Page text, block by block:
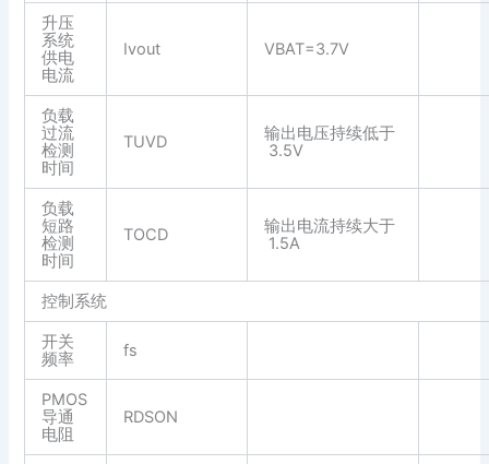
升压
系统
供电
电流
Ivout VBAT=3.7V
负载
过流
检测
时间
TUVD
输出电压持续低于
3.5V
负载
短路
检测
时间
TOCD
输出电流持续大于
1.5A
控制系统
开关
频率
fs
PMOS
导通
电阻
RDSON